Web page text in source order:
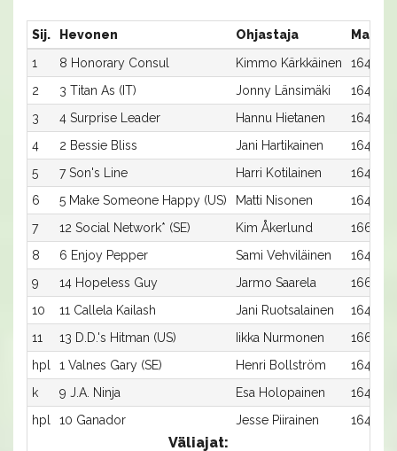
Sij. Hevonen Ohjastaja
1
8 Honorary Consul Kimmo Kärkkäinen
1640:8
2
3 Titan As (IT) Jonny Länsimäki
1640:3
3
4 Surprise Leader Hannu Hietanen
1640:4
4
2 Bessie Bliss Jani Hartikainen
1640:2
5
7 Son's Line Harri Kotilainen
1640:7
6
5 Make Someone Happy (US) Matti Nisonen
1640:5
7
12 Social Network* (SE) Kim Åkerlund
1660:1
8
6 Enjoy Pepper Sami Vehviläinen
1640:6
9
14 Hopeless Guy Jarmo Saarela
1660:3
10
11 Callela Kailash Jani Ruotsalainen
1640:11
11
13 D.D.'s Hitman (US) Iikka Nurmonen
1660:2
hpl
1 Valnes Gary (SE) Henri Bollström
1640:1
k
9 J.A. Ninja Esa Holopainen
1640:9
hpl
10 Ganador Jesse Piirainen 1640:10
Väliajat: